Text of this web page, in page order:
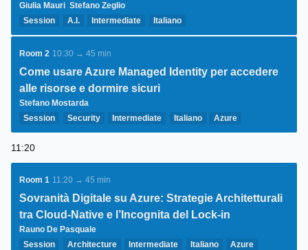
Giulia Mauri Stefano Zeglio
Session
A.I. Intermediate Italiano
Room 2 10:30 → 45 min
Come usare Azure Managed Identity per accedere
alle risorse e dormire sicuri
Stefano Mostarda
Session
Security Intermediate Italiano
Azure
Architecture
Security
11:20
Room 1 11:20 → 45 min
Sovranità Digitale su Azure: Strategie Architetturali
tra Cloud-Native e l’Incognita del Lock-in
Rauno De Pasquale
Session
Architecture Intermediate Italiano
Azure